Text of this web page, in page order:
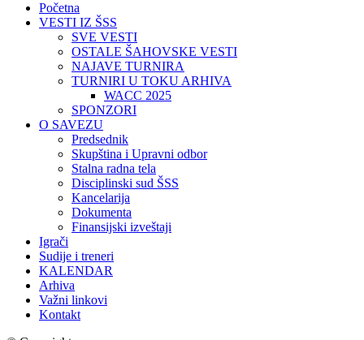
Početna
VESTI IZ ŠSS
SVE VESTI
OSTALE ŠAHOVSKE VESTI
NAJAVE TURNIRA
TURNIRI U TOKU ARHIVA
WACC 2025
SPONZORI
O SAVEZU
Predsednik
Skupština i Upravni odbor
Stalna radna tela
Disciplinski sud ŠSS
Kancelarija
Dokumenta
Finansijski izveštaji
Igrači
Sudije i treneri
KALENDAR
Arhiva
Važni linkovi
Kontakt